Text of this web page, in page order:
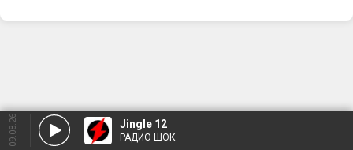
09.08.26 Jingle 12
РАДИО ШОК